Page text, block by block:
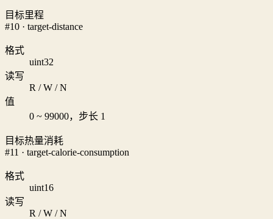
目标里程
#10 · target-distance
格式
uint32
读写
R / W / N
值
0 ~ 99000，步长 1
目标热量消耗
#11 · target-calorie-consumption
格式
uint16
读写
R / W / N